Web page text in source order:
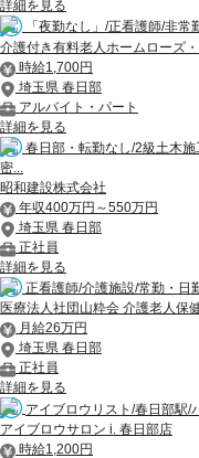
詳細を見る
「夜勤なし」/正看護師/非
介護付き有料老人ホームローズ
時給1,700円
埼玉県 春日部
アルバイト・パート
詳細を見る
春日部・転勤なし/2級土木
密...
昭和建設株式会社
年収400万円～550万円
埼玉県 春日部
正社員
詳細を見る
正看護師/介護施設/常勤・日
医療法人社団山粋会 介護老人保
月給26万円
埼玉県 春日部
正社員
詳細を見る
アイブロウリスト/春日部駅/
アイブロウサロン i. 春日部店
時給1,200円